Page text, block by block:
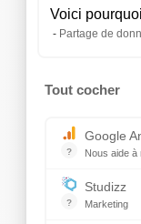
Voici
Partage de
Tout cocher
?
Google
Nous aide à
?
Studizz
Marketing